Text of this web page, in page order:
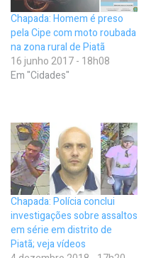
Chapada: Homem é preso
pela Cipe com moto roubada
na zona rural de Piatã
16 junho 2017 - 18h08
Em "Cidades"
Chapada: Polícia conclui
investigações sobre assaltos
em série em distrito de
Piatã; veja vídeos